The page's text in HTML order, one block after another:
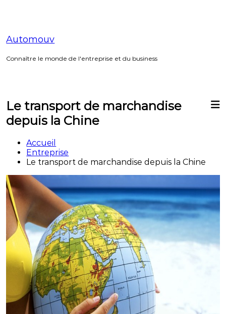
Automouv
Connaître le monde de l'entreprise et du business
Le transport de marchandise
depuis la Chine
Accueil
Entreprise
Le transport de marchandise depuis la Chine